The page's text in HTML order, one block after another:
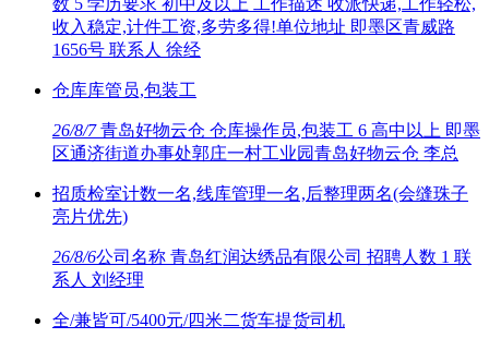
数 5 学历要求 初中及以上 工作描述 收派快递,工作轻松,
收入稳定,计件工资,多劳多得!单位地址 即墨区青威路
1656号 联系人 徐经
仓库库管员,包装工
26/8/7青岛好物云仓 仓库操作员,包装工 6 高中以上 即墨
区通济街道办事处郭庄一村工业园青岛好物云仓 李总
招质检室计数一名,线库管理一名,后整理两名(会缝珠子
亮片优先)
26/8/6公司名称 青岛红润达绣品有限公司 招聘人数 1 联
系人 刘经理
全/兼皆可/5400元/四米二货车提货司机